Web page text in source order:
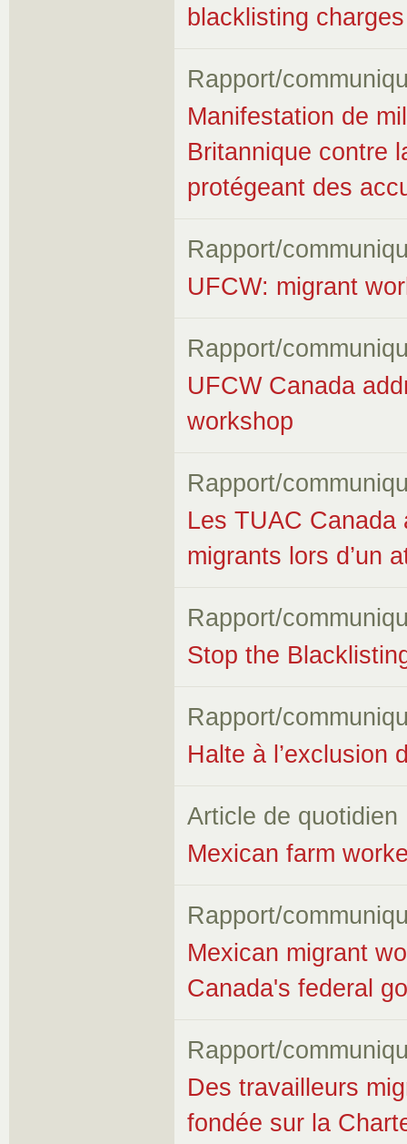
blacklisting charges
Rapport/
Manifestation de
Britannique contre
protégeant des
Rapport/
UFCW: migrant
Rapport/
UFCW Canada
workshop
Rapport/
Les TUAC Canada
migrants lors d’un
Rapport/
Stop the
Rapport/
Halte à l’exclusion
Article de quotidien
Mexican farm
Rapport/
Mexican migrant
Canada's federal
Rapport/
Des travailleurs
fondée sur la